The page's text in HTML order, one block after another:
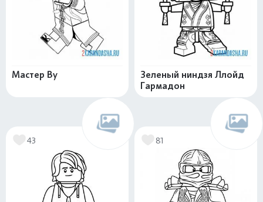
Мастер Ву
Зеленый ниндзя Ллойд
Гармадон
43 81